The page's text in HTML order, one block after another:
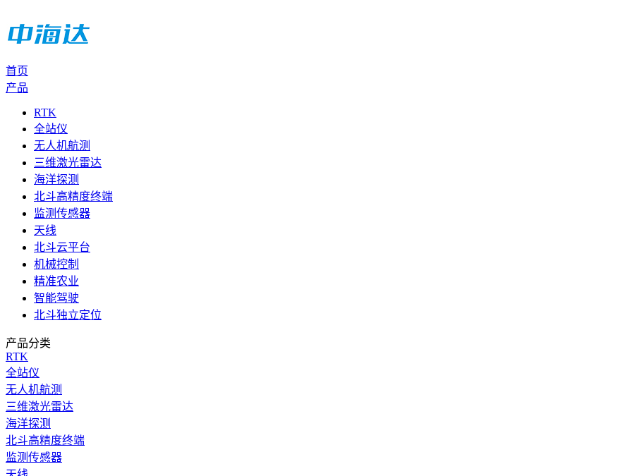
首页
产品
RTK
全站仪
无人机航测
三维激光雷达
海洋探测
北斗高精度终端
监测传感器
天线
北斗云平台
机械控制
精准农业
智能驾驶
北斗独立定位
产品分类
RTK
全站仪
无人机航测
三维激光雷达
海洋探测
北斗高精度终端
监测传感器